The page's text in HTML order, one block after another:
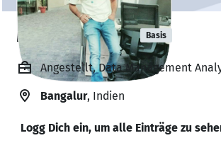
Manik Taneja Basis
Angestellt, Data Management
Bangalur, Indien
Logg Dich ein, um alle Einträge zu